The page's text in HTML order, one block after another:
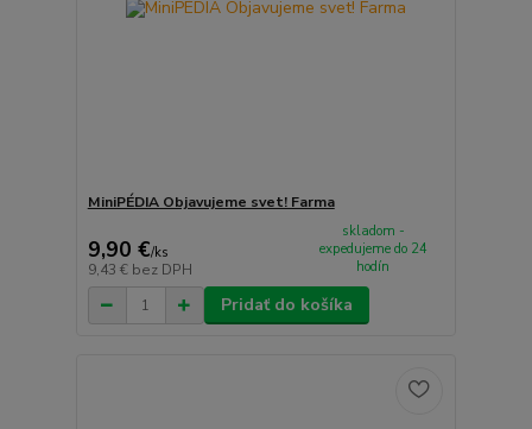
MiniPÉDIA Objavujeme svet! Farma
9,90 €/ks
9,43 € bez DPH
skladom -
expedujeme do 24
hodín
Pridať do košíka